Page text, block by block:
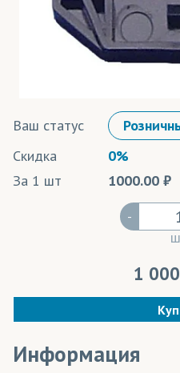
Цвета под заказ
Ваш статус
Скидка
0%
За 1 шт
1000.00
-
1
Информация